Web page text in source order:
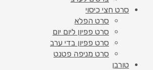
סרט חצי כיסוי
סרט הפלא
סרט פפיון ליום יום
סרט פפיון בדי ערב
סרט מניפה פטנט
טורבן